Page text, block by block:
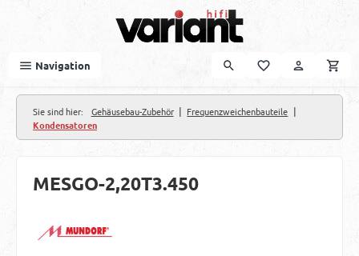
Navigation
Sie sind hier: Gehäusebau-Zubehör | Frequenzweichenbauteile |
Kondensatoren
MESGO-2,20T3.450